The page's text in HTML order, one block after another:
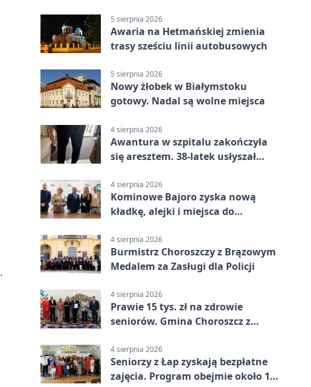
.
5 sierpnia 2026
Awaria na Hetmańskiej zmienia
trasy sześciu linii autobusowych
5 sierpnia 2026
Nowy żłobek w Białymstoku
gotowy. Nadal są wolne miejsca
4 sierpnia 2026
Awantura w szpitalu zakończyła
się aresztem. 38-latek usłyszał
4 sierpnia 2026
Kominowe Bajoro zyska nową
kładkę, alejki i miejsca do
4 sierpnia 2026
Burmistrz Choroszczy z Brązowym
Medalem za Zasługi dla Policji
4 sierpnia 2026
Prawie 15 tys. zł na zdrowie
seniorów. Gmina Choroszcz z
4 sierpnia 2026
Seniorzy z Łap zyskają bezpłatne
zajęcia. Program obejmie około 120